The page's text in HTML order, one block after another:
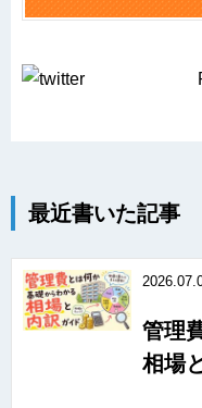
最近書いた記事
管理
相場